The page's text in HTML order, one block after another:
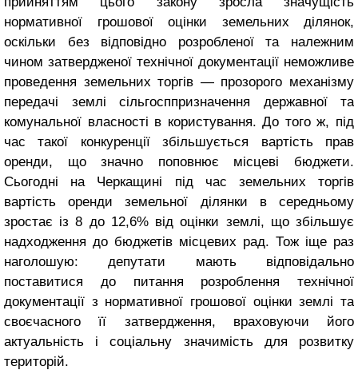
нормативної грошової оцінки земельних ділянок,
оскільки без відповідно розробленої та належним
чином затвердженої технічної документації неможливе
проведення земельних торгів — прозорого механізму
передачі землі сільгосппризначення державної та
комунальної власності в користування. До того ж, під
час такої конкуренції збільшується вартість прав
оренди, що значно поповнює місцеві бюджети.
Сьогодні на Черкащині під час земельних торгів
вартість оренди земельної ділянки в середньому
зростає із 8 до 12,6% від оцінки землі, що збільшує
надходження до бюджетів місцевих рад. Тож іще раз
наголошую: депутати мають відповідально
поставитися до питання розроблення технічної
документації з нормативної грошової оцінки землі та
своєчасного її затвердження, враховуючи його
актуальність і соціальну значимість для розвитку
територій.